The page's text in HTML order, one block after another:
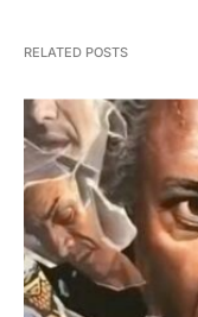
RELATED POSTS